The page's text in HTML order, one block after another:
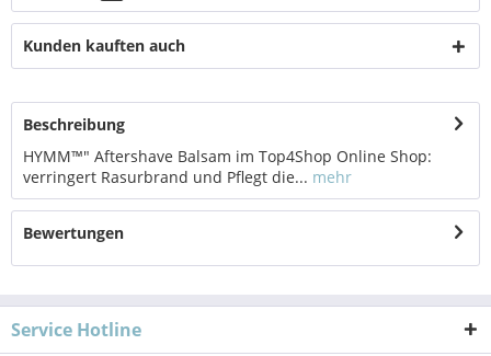
Kunden kauften auch
Beschreibung
HYMM™" Aftershave Balsam im Top4Shop Online Shop:
verringert Rasurbrand und Pflegt die... mehr
Bewertungen
Service Hotline